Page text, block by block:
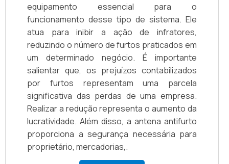
equipamento essencial para o
funcionamento desse tipo de sistema. Ele
atua para inibir a ação de infratores,
reduzindo o número de furtos praticados em
um determinado negócio. É importante
salientar que, os prejuízos contabilizados
por furtos representam uma parcela
significativa das perdas de uma empresa.
Realizar a redução representa o aumento da
lucratividade. Além disso, a antena antifurto
proporciona a segurança necessária para
proprietário, mercadorias,.